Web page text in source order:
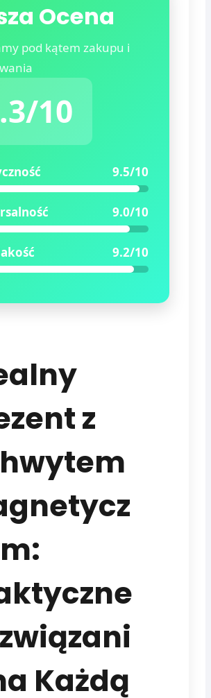
Ocena
pod kątem zakupu i
10
9.5/10
9.0/10
9.2/10
z
Każdą